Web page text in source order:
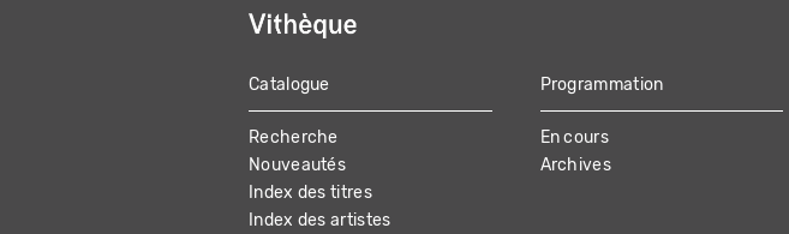
MAIN
NAVIGATION
Catalogue
Recherche
Nouveautés
Index des titres
Index des artistes
Programmation
En cours
Archives